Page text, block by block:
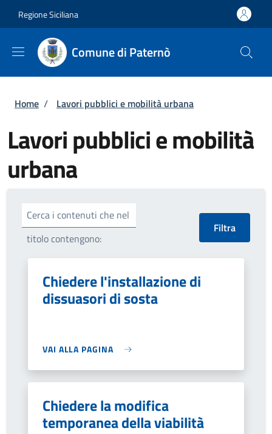
Regione Siciliana
Comune di Paternò
Briciole di pane
Home / Lavori pubblici e mobilità urbana
Lavori pubblici e mobilità
urbana
Cerca i contenuti che nel
titolo contengono:
Chiedere l'installazione di
dissuasori di sosta
VAI ALLA PAGINA
Chiedere la modifica
temporanea della viabilità